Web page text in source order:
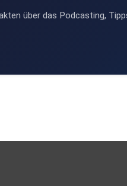
über das Podcasting,